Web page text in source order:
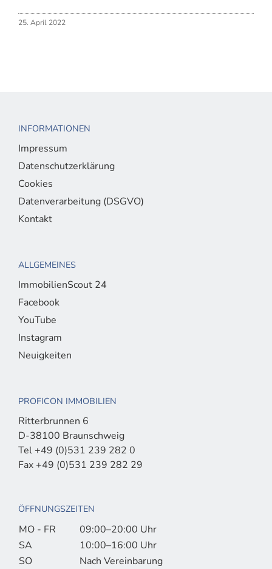
25. April 2022
INFORMATIONEN
Impressum
Datenschutzerklärung
Cookies
Datenverarbeitung (DSGVO)
Kontakt
ALLGEMEINES
ImmobilienScout 24
Facebook
YouTube
Instagram
Neuigkeiten
PROFICON IMMOBILIEN
Ritterbrunnen 6
D-38100 Braunschweig
Tel +49 (0)531 239 282 0
Fax +49 (0)531 239 282 29
ÖFFNUNGSZEITEN
MO - FR
09:00–20:00 Uhr
SA
10:00–16:00 Uhr
SO
Nach Vereinbarung